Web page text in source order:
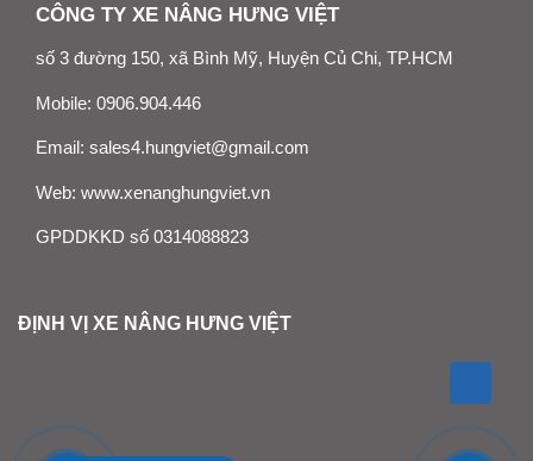
CÔNG TY XE NÂNG HƯNG VIỆT
số 3 đường 150, xã Bình Mỹ, Huyện Củ Chi, TP.HCM
Mobile: 0906.904.446
Email: sales4.hungviet@gmail.com
Web: www.xenanghungviet.vn
GPDDKKD số 0314088823
ĐỊNH VỊ XE NÂNG HƯNG VIỆT